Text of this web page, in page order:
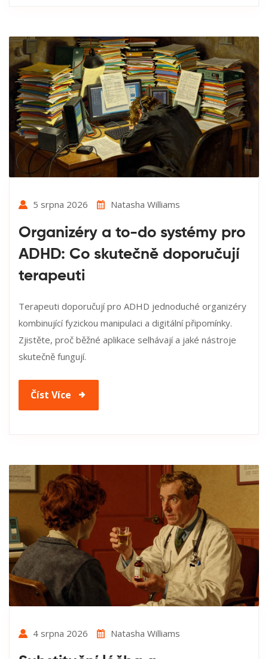
5 srpna 2026 Natasha Williams
Organizéry a to-do systémy pro
ADHD: Co skutečně doporučují
terapeuti
Terapeuti doporučují pro ADHD jednoduché organizéry
kombinující fyzickou manipulaci a digitální připomínky.
Zjistěte, proč běžné aplikace selhávají a jaké nástroje
skutečně fungují.
Číst Více
4 srpna 2026 Natasha Williams